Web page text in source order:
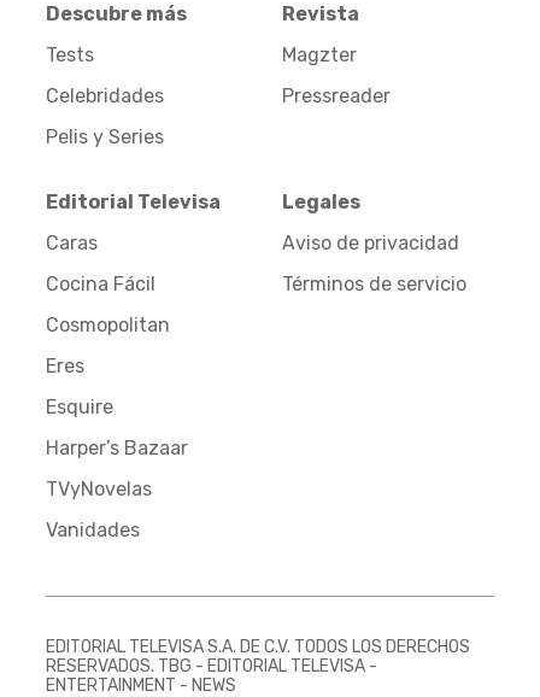
Descubre más
Tests
Celebridades
Pelis y Series
Revista
Magzter
Pressreader
Editorial Televisa
Caras
Cocina Fácil
Cosmopolitan
Eres
Esquire
Harper’s Bazaar
TVyNovelas
Vanidades
Legales
Aviso de privacidad
Términos de servicio
EDITORIAL TELEVISA S.A. DE C.V. TODOS LOS DERECHOS
RESERVADOS. TBG - EDITORIAL TELEVISA -
ENTERTAINMENT - NEWS